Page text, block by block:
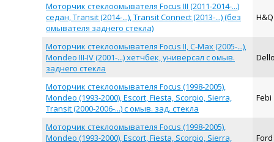
Моторчик стеклоомывателя Focus III (2011-2014-...)
седан, Transit (2014-...), Transit Connect (2013-...) (без
омывателя заднего стекла)
Моторчик стеклоомывателя Focus II, C-Max (2005-...),
Mondeo III-IV (2001-...) хетчбек, универсал с омыв.
заднего стекла
Моторчик стеклоомывателя Focus (1998-2005),
Mondeo (1993-2000), Escort, Fiesta, Scorpio, Sierra,
Transit (2000-2006-...) с омыв. зад. стекла
Febi
Моторчик стеклоомывателя Focus (1998-2005),
Mondeo (1993-2000), Escort, Fiesta, Scorpio, Sierra,
Ford